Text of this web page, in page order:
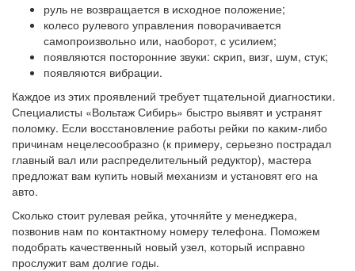
руль не возвращается в исходное положение;
колесо рулевого управления поворачивается
самопроизвольно или, наоборот, с усилием;
появляются посторонние звуки: скрип, визг, шум, стук;
появляются вибрации.
Каждое из этих проявлений требует тщательной диагностики.
Специалисты «Вольтаж Сибирь» быстро выявят и устранят
поломку. Если восстановление работы рейки по каким-либо
причинам нецелесообразно (к примеру, серьезно пострадал
главный вал или распределительный редуктор), мастера
предложат вам купить новый механизм и установят его на
авто.
Сколько стоит рулевая рейка, уточняйте у менеджера,
позвонив нам по контактному номеру телефона. Поможем
подобрать качественный новый узел, который исправно
прослужит вам долгие годы.